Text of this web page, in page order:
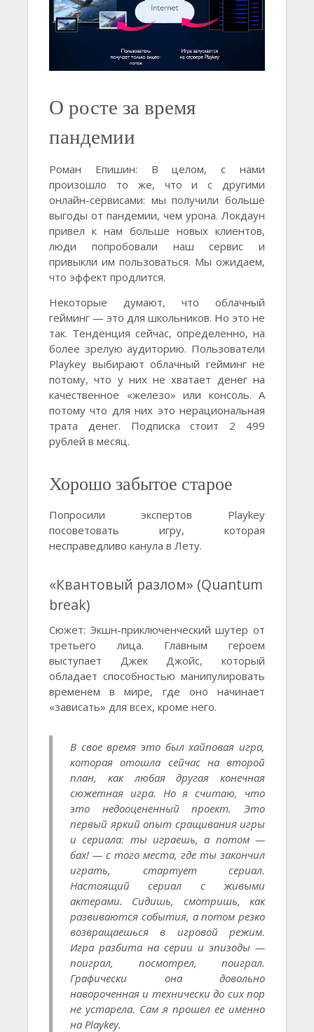
О росте за время
пандемии
Роман Епишин: В целом, с нами
произошло то же, что и с другими
онлайн-сервисами: мы получили больше
выгоды от пандемии, чем урона. Локдаун
привел к нам больше новых клиентов,
люди попробовали наш сервис и
привыкли им пользоваться. Мы ожидаем,
что эффект продлится.
Некоторые думают, что облачный
гейминг — это для школьников. Но это не
так. Тенденция сейчас, определенно, на
более зрелую аудиторию. Пользователи
Playkey выбирают облачный гейминг не
потому, что у них не хватает денег на
качественное «железо» или консоль. А
потому что для них это нерациональная
трата денег. Подписка стоит 2 499
рублей в месяц.
Хорошо забытое старое
Попросили экспертов Playkey
посоветовать игру, которая
несправедливо канула в Лету.
«Квантовый разлом» (Quantum
break)
Сюжет: Экшн-приключенческий шутер от
третьего лица. Главным героем
выступает Джек Джойс, который
обладает способностью манипулировать
временем в мире, где оно начинает
«зависать» для всех, кроме него.
В свое время это был хайповая игра,
которая отошла сейчас на второй
план, как любая другая конечная
сюжетная игра. Но я считаю, что
это недооцененный проект. Это
первый яркий опыт сращивания игры
и сериала: ты играешь, а потом —
бах! — с того места, где ты закончил
играть, стартует сериал.
Настоящий сериал с живыми
актерами. Сидишь, смотришь, как
развиваются события, а потом резко
возвращаешься в игровой режим.
Игра разбита на серии и эпизоды —
поиграл, посмотрел, поиграл.
Графически она довольно
навороченная и технически до сих пор
не устарела. Сам я прошел ее именно
на Playkey.